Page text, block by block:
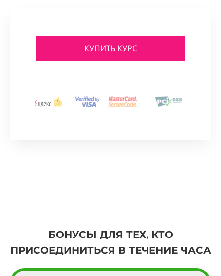
03
04
06
12
13
26
27
29
35
36
КУПИТЬ КУРС
БОНУСЫ ДЛЯ ТЕХ, КТО
ПРИСОЕДИНИТЬСЯ В ТЕЧЕНИЕ ЧАСА